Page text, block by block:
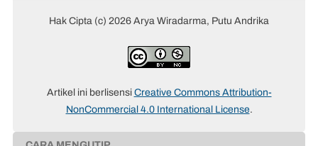
Hak Cipta (c) 2026 Arya Wiradarma, Putu Andrika
Artikel ini berlisensiCreative Commons Attribution-
NonCommercial 4.0 International License.